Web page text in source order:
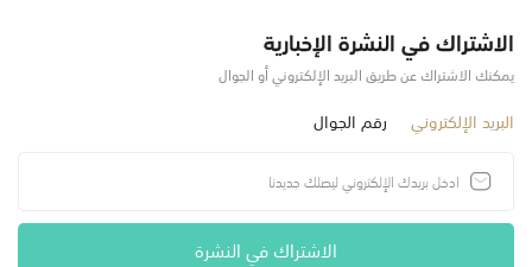
الاشتراك في النشرة الإخبارية
يمكنك الاشتراك عن طريق البريد الإلكتروني أو الجوال
البريد الإلكتروني رقم الجوال
الاشتراك في النشرة